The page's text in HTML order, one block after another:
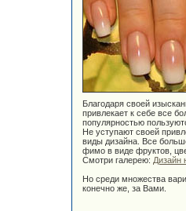
Благодаря своей
привлекает к себе все
популярностью
Не уступают своей
виды дизайна. Все
фимо в виде фруктов,
Смотри галерею: Дизайн
Но среди множества
конечно же, за Вами.